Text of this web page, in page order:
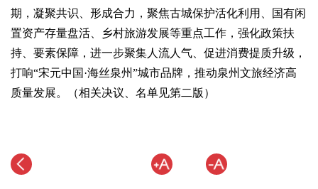
期，凝聚共识、形成合力，聚焦古城保护活化利用、国有闲
置资产存量盘活、乡村旅游发展等重点工作，强化政策扶
持、要素保障，进一步聚集人流人气、促进消费提质升级，
打响“宋元中国·海丝泉州”城市品牌，推动泉州文旅经济高
质量发展。（相关决议、名单见第二版）